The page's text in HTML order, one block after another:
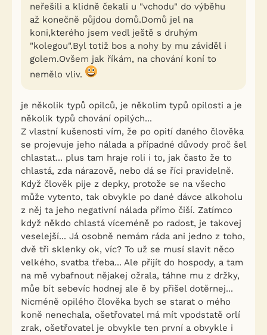
neřešili a klidně čekali u "vchodu" do výběhu
až konečně půjdou domů.Domů jel na
koni,kterého jsem vedl ještě s druhým
"kolegou".Byl totiž bos a nohy by mu záviděl i
golem.Ovšem jak říkám, na chování koní to
nemělo vliv.
je několik typů opilců, je několim typů opilosti a je
několik typů chování opilých...
Z vlastní kušenosti vím, že po opití daného člověka
se projevuje jeho nálada a případné důvody proč šel
chlastat... plus tam hraje roli i to, jak často že to
chlastá, zda nárazově, nebo dá se říci pravidelně.
Když člověk pije z depky, protože se na všecho
může vytento, tak obvykle po dané dávce alkoholu
z něj ta jeho negativní nálada přímo čiší. Zatímco
když někdo chlastá víceméně po radost, je takovej
veselejší... Já osobně nemám ráda ani jedno z toho,
dvě tři sklenky ok, víc? To už se musí slavit něco
velkého, svatba třeba... Ale přijít do hospody, a tam
na mě vybafnout nějakej ožrala, táhne mu z držky,
můe bít sebevíc hodnej ale ě by přišel dotěrnej...
Nicméně opilého člověka bych se starat o mého
koně nenechala, ošetřovatel má mít vpodstatě orlí
zrak, ošetřovatel je obvykle ten první a obvykle i